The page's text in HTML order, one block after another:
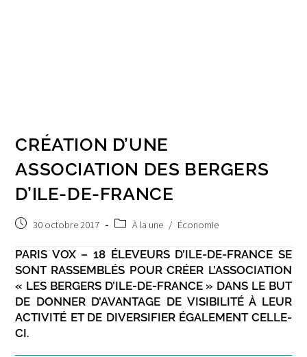
CRÉATION D’UNE
ASSOCIATION DES BERGERS
D’ILE-DE-FRANCE
Post30 octobre 2017
PostÀ la une / Économie
PARIS VOX – 18 ÉLEVEURS D’ILE-DE-FRANCE SE
SONT RASSEMBLÉS POUR CRÉER L’ASSOCIATION
« LES BERGERS D’ILE-DE-FRANCE » DANS LE BUT
DE DONNER D’AVANTAGE DE VISIBILITÉ À LEUR
ACTIVITÉ ET DE DIVERSIFIER ÉGALEMENT CELLE-
CI.